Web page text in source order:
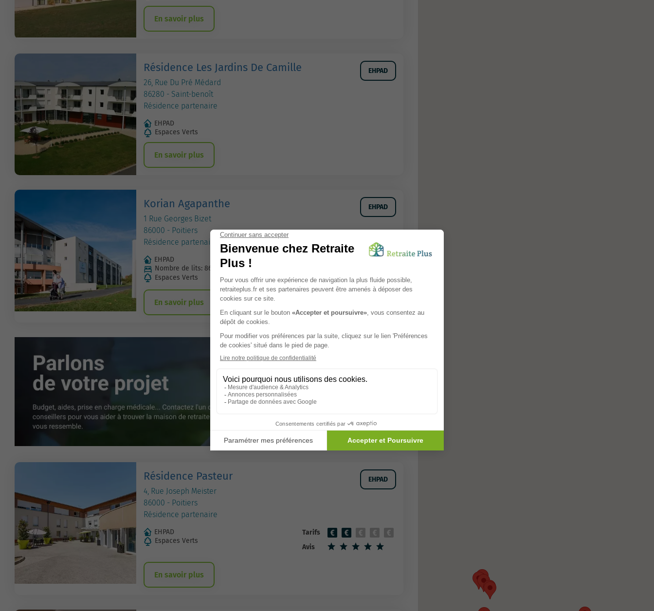
En savoir plus
Résidence Les Jardins De Camille
26, Rue Du Pré Médard
86280 - Saint-benoît
Résidence partenaire
EHPAD
EHPAD
Espaces Verts
En savoir plus
Korian Agapanthe
1 Rue Georges Bizet
86000 - Poitiers
Résidence partenaire
EHPAD
EHPAD
Nombre de lits: 86
Espaces Verts
En savoir plus
Résidence Pasteur
4, Rue Joseph Meister
86000 - Poitiers
Résidence partenaire
EHPAD
EHPAD
Espaces Verts
Tarifs
Avis
En savoir plus